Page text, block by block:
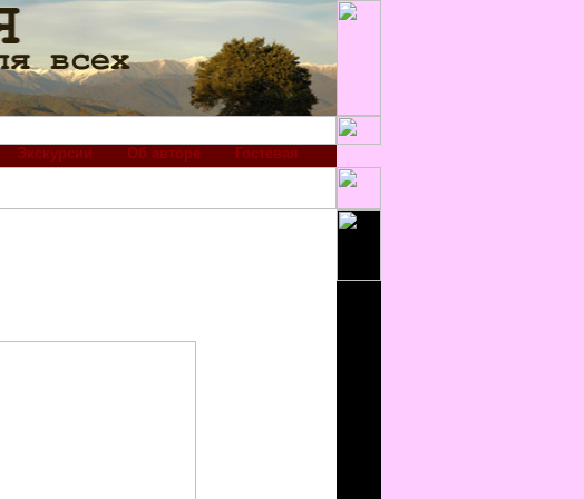
Экскурсии Об авторе Гостевая